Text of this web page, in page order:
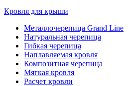
Кровля для крыши
Металлочерепица Grand Line
Натуральная черепица
Гибкая черепица
Наплавляемая кровля
Композитная черепица
Мягкая кровля
Расчет кровли